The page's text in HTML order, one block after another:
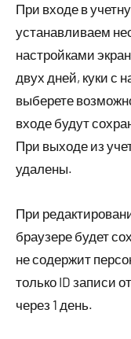
При входе в
устанавливаем
настройками
двух дней, куки с
выберете
входе будут
При выходе из
удалены.
При
браузере будет
не содержит
только ID записи
через 1 день.